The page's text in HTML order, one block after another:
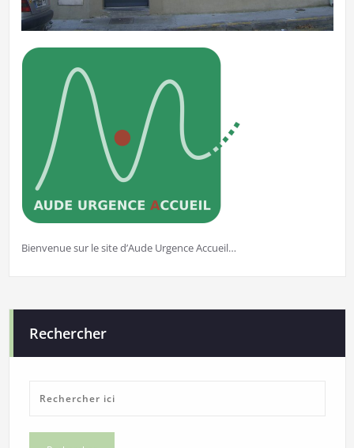
Bienvenue sur le site d’Aude Urgence Accueil…
Rechercher